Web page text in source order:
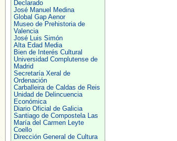
Declarado
José Manuel Medina
Global Gap Aenor
Museo de Prehistoria de
Valencia
José Luis Simón
Alta Edad Media
Bien de Interés Cultural
Universidad Complutense de
Madrid
Secretaría Xeral de
Ordenación
Carballeira de Caldas de Reis
Unidad de Delincuencia
Económica
Diario Oficial de Galicia
Santiago de Compostela Las
María del Carmen Leyte
Coello
Dirección General de Cultura